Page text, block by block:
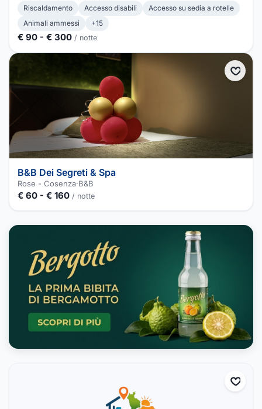
Riscaldamento Accesso disabili
Accesso su sedia a rotelle
Animali ammessi
+15
€ 90 - € 300 / notte
B&B Dei Segreti & Spa
Rose - Cosenza·B&B
€ 60 - € 160 / notte